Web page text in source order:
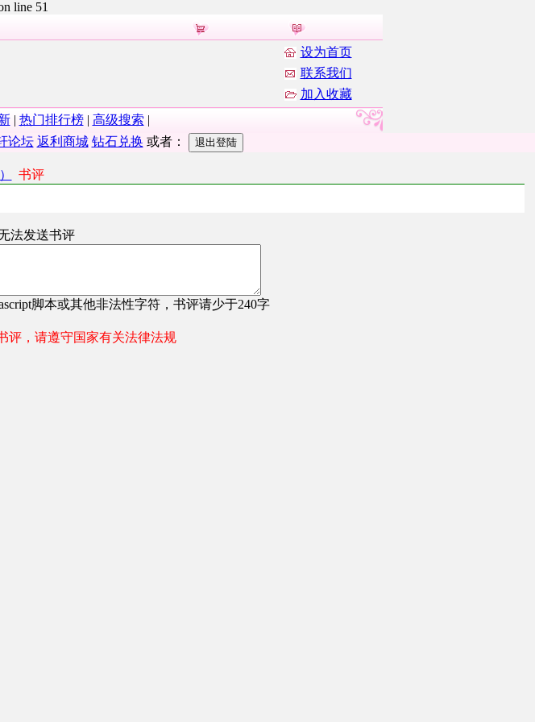
line 51
设为首页
联系我们
加入收藏
| 热门排行榜| 高级搜索 |
论坛 返利商城 钻石兑换 或者：
书评
法发送书评
脚本或其他非法性字符，书评请少于240字
评，请遵守国家有关法律法规